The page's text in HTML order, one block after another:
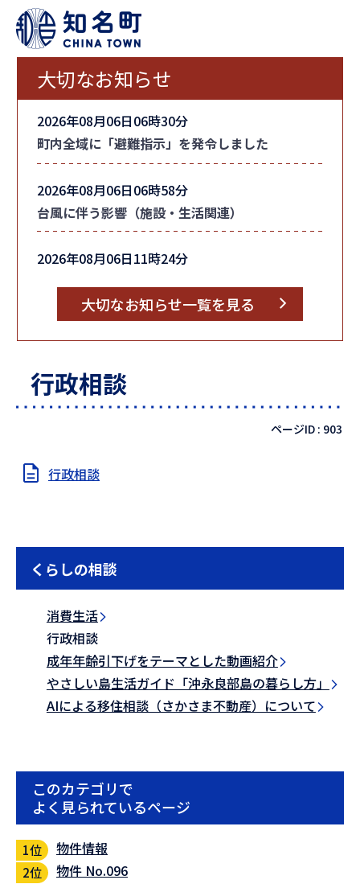
大切なお知らせ
2026年08月06日06時30分
町内全域に「避難指示」を発令しました
2026年08月06日06時58分
台風に伴う影響（施設・生活関連）
2026年08月06日11時24分
大切なお知らせ一覧を見る
行政相談
ページID : 903
行政相談
くらしの相談
消費生活
行政相談
成年年齢引下げをテーマとした動画紹介
やさしい島生活ガイド「沖永良部島の暮らし方」
AIによる移住相談（さかさま不動産）について
このカテゴリで
よく見られているページ
物件情報
物件 No.096